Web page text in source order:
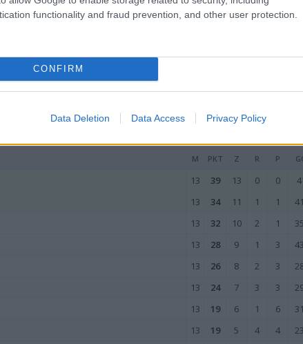
functionality and fraud prevention, and other user protection.
CONFIRM
Data Deletion Data Access Privacy Policy
26 24 7 3 16
26 19 5 4 17
M PKT Z R P
13 39 13 0 0
13 34 11 1 1
13 32 10 2 1
13 28 9 1 3
13 26 8 2 3
13 24 7 3 3
13 19 6 1 6
13 19 5 4 4